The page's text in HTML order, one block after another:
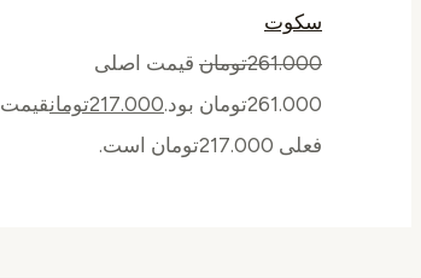
سکوت
261.000تومان قیمت اصلی
261.000تومان بود.
217.000تومانقیمت
فعلی 217.000تومان است.